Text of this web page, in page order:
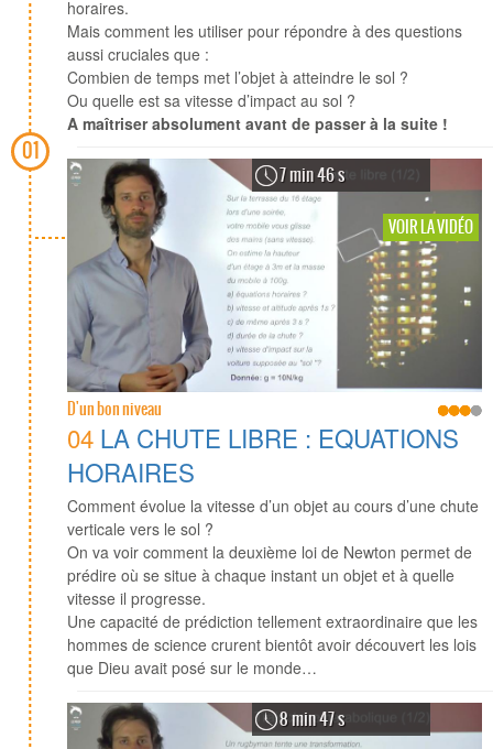
01
horaires.
Mais comment les utiliser pour répondre à des questions
aussi cruciales que :
Combien de temps met l’objet à atteindre le sol ?
Ou quelle est sa vitesse d’impact au sol ?
A maîtriser absolument avant de passer à la suite !
7 min 46 s
VOIR LA VIDÉO
D'un bon niveau
04 LA CHUTE LIBRE : EQUATIONS
HORAIRES
Comment évolue la vitesse d’un objet au cours d’une chute
verticale vers le sol ?
On va voir comment la deuxième loi de Newton permet de
prédire où se situe à chaque instant un objet et à quelle
vitesse il progresse.
Une capacité de prédiction tellement extraordinaire que les
hommes de science crurent bientôt avoir découvert les lois
que Dieu avait posé sur le monde…
8 min 47 s